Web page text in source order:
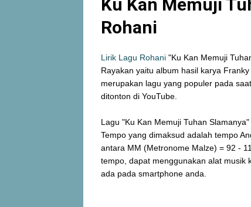
Ku Kan Memuji
Rohani
Lirik Lagu Rohani "Ku Kan Memuji
Rayakan yaitu album hasil karya
merupakan lagu yang populer pada
ditonton di YouTube.
Lagu "Ku Kan Memuji Tuhan
Tempo yang dimaksud adalah tempo
antara MM (Metronome Malze) = 92 -
tempo, dapat menggunakan alat musik
ada pada smartphone anda.